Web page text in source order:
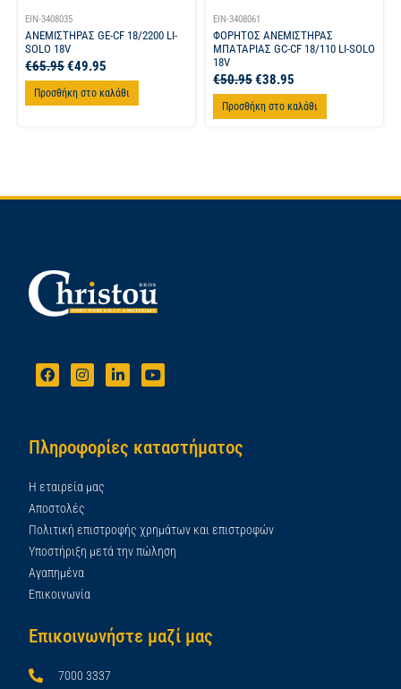
EIN-3408035
ΑΝΕΜΙΣΤΗΡΑΣ GE-CF 18/2200 LI-
SOLO 18V
€65.95€49.95
Προσθήκη στο καλάθι
EIN-3408061
ΦΟΡΗΤΟΣ ΑΝΕΜΙΣΤΗΡΑΣ
ΜΠΑΤΑΡΙΑΣ GC-CF 18/110 LI-SOLO
18V
€50.95€38.95
Προσθήκη στο καλάθι
Πληροφορίες καταστήματος
Η εταιρεία μας
Αποστολές
Πολιτική επιστροφής χρημάτων και επιστροφών
Υποστήριξη μετά την πώληση
Αγαπημένα
Επικοινωνία
Επικοινωνήστε μαζί μας
7000 3337